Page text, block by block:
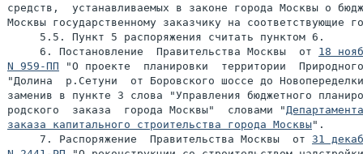
средств,  устанавливаемых в законе города Москвы о
Москвы государственному заказчику на соответствующие
     5.5. Пункт 5 распоряжения считать пунктом 6.
     6. Постановление  Правительства Москвы  от
18
N 959-ПП "О проекте  планировки  территории
"Долина  р.Сетуни  от Боровского шоссе до
заменив в пункте 3 слова "Управления бюджетного
родского  заказа  города Москвы"  словами "
заказа капитального строительства города Москвы".
     7. Распоряжение  Правительства Москвы  от
31